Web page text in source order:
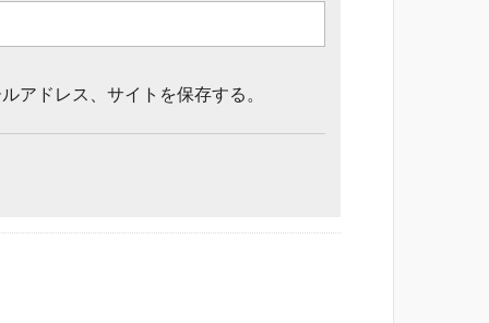
アドレス、サイトを保存する。